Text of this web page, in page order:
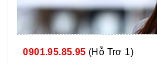
0901.95.85.95 (Hỗ Trợ 1)